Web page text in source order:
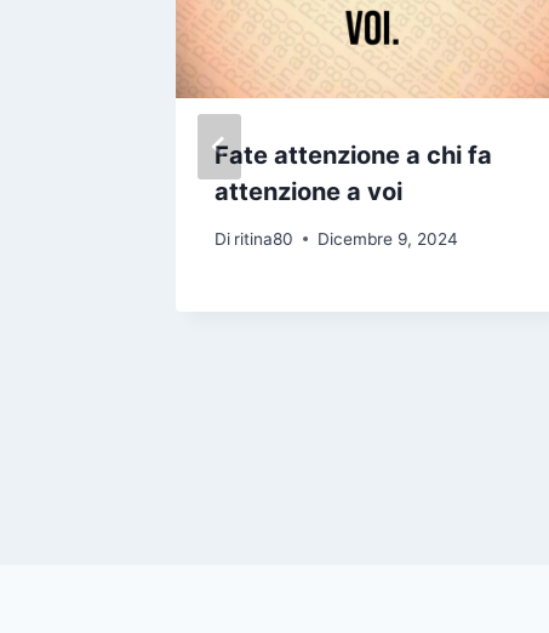
Fate attenzione a chi fa
attenzione a voi
Di ritina80 Dicembre 9, 2024